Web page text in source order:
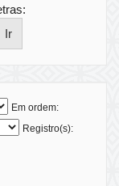
Em ordem:
Registro(s):